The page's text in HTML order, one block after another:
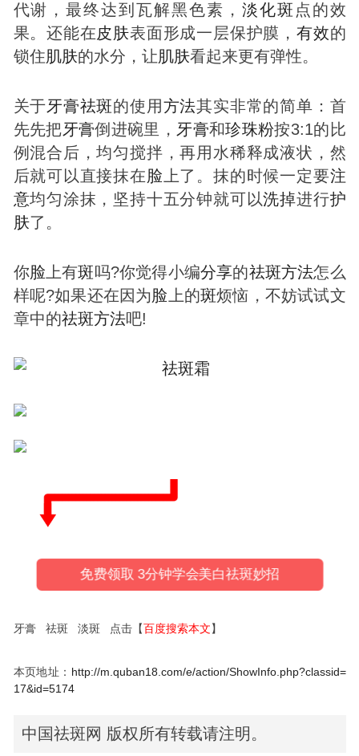
代谢，最终达到瓦解黑色素， 淡化斑 点的效
果。还能在皮肤表面形成一层保护膜， 有效的
锁住肌肤的水分，让肌肤看起来更有弹性。
关于牙膏祛斑的使用方法其实非常的简单：首
先先把牙膏倒进碗里， 牙膏和珍珠粉按3:1的比
例混合后，均匀搅拌，再用水稀释成液状，然
后就可以直接抹在脸 上了。抹的时候一定要注
意均匀涂抹，坚持十五分钟就可以洗掉进行护
肤了。
你脸 上有斑吗?你觉得小编分享的祛斑方法怎么
样呢?如果还在因为脸 上的斑烦恼，不妨试试文
章中的祛斑方法吧!
免费领取 3分钟学会美白祛斑妙招
牙膏 祛斑 淡斑 点击【百度搜索本文】
本页地址： http://m.quban18.com/e/action/ShowInfo.php?classid=
17&id=5174
中国祛斑网 版权所有转载请注明。